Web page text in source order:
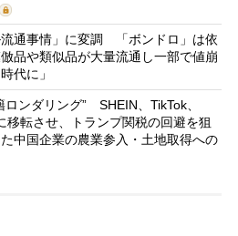
通事情」に変調 「ボンドロ」は依
品や類似品が大量流通し一部で値崩
代に」
ンダリング” SHEIN、TikTok、
転させ、トランプ関税の回避を狙
中国企業の農業参入・土地取得への